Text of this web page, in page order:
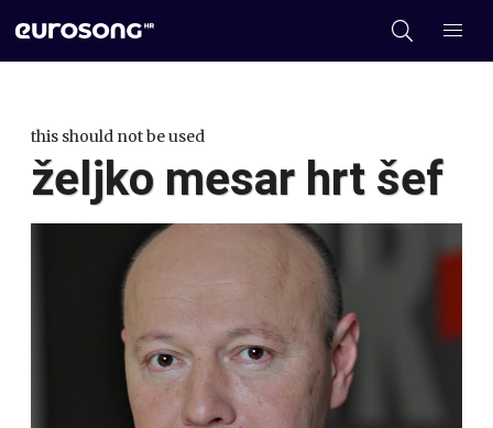
this should not be used
željko mesar hrt šef